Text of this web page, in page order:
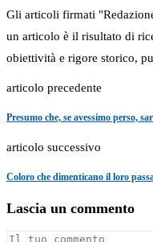
Gli articoli firmati
un articolo è il risultato di
obiettività e rigore storico,
articolo precedente
Presumo che, se avessimo perso,
articolo successivo
Coloro che dimenticano il loro
Lascia un commento